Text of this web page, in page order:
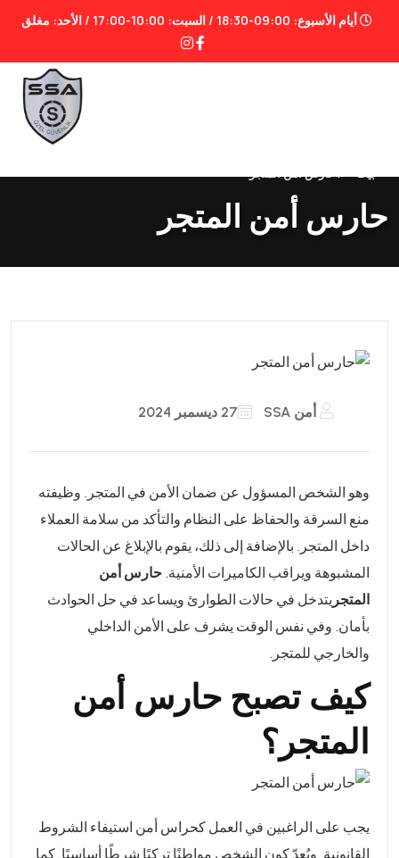
أيام الأسبوع: 09:00-18:30 / السبت: 10:00-17:00 / الأحد: مغلق
بيت |حارس أمن المتجر
حارس أمن المتجر
أمن SSA 27 ديسمبر 2024
وهو الشخص المسؤول عن ضمان الأمن في المتجر. وظيفته
منع السرقة والحفاظ على النظام والتأكد من سلامة العملاء
داخل المتجر. بالإضافة إلى ذلك، يقوم بالإبلاغ عن الحالات
المشبوهة ويراقب الكاميرات الأمنية.حارس أمن
المتجر يتدخل في حالات الطوارئ ويساعد في حل الحوادث
بأمان. وفي نفس الوقت يشرف على الأمن الداخلي
والخارجي للمتجر.
كيف تصبح حارس أمن
المتجر؟
يجب على الراغبين في العمل كحراس أمن استيفاء الشروط
القانونية. ويُعدّ كون الشخص مواطنًا تركيًا شرطًا أساسيًا. كما